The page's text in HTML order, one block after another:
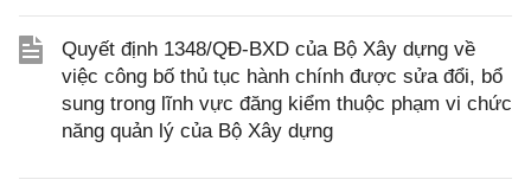
Quyết định 1348/QĐ-BXD của Bộ Xây dựng về
việc công bố thủ tục hành chính được sửa đổi, bổ
sung trong lĩnh vực đăng kiểm thuộc phạm vi chức
năng quản lý của Bộ Xây dựng